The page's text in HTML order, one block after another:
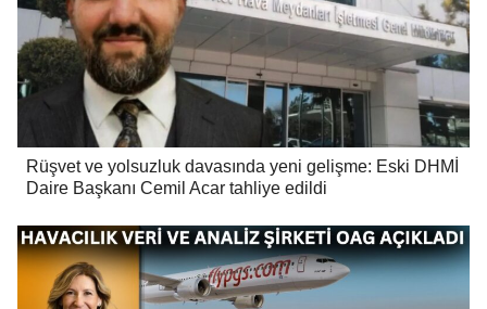
Rüşvet ve yolsuzluk davasında yeni gelişme: Eski DHMİ
Daire Başkanı Cemil Acar tahliye edildi